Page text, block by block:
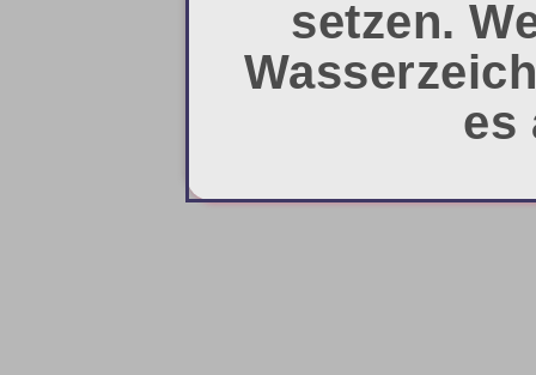
setzen.
es